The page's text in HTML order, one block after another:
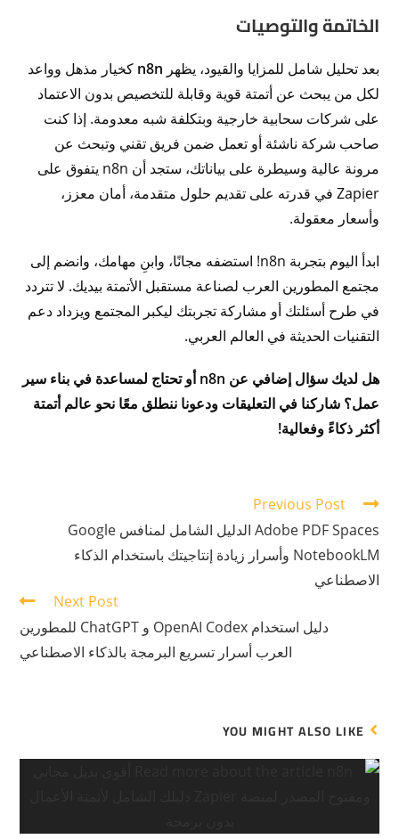
الخاتمة والتوصيات
بعد تحليل شامل للمزايا والقيود، يظهر n8n كخيار مذهل وواعد
لكل من يبحث عن أتمتة قوية وقابلة للتخصيص بدون الاعتماد
على شركات سحابية خارجية وبتكلفة شبه معدومة. إذا كنت
صاحب شركة ناشئة أو تعمل ضمن فريق تقني وتبحث عن
مرونة عالية وسيطرة على بياناتك، ستجد أن n8n يتفوق على
Zapier في قدرته على تقديم حلول متقدمة، أمان معزز،
وأسعار معقولة.
ابدأ اليوم بتجربة n8n! استضفه مجانًا، وابنِ مهامك، وانضم إلى
مجتمع المطورين العرب لصناعة مستقبل الأتمتة بيديك. لا تتردد
في طرح أسئلتك أو مشاركة تجربتك ليكبر المجتمع ويزداد دعم
التقنيات الحديثة في العالم العربي.
هل لديك سؤال إضافي عن n8n أو تحتاج لمساعدة في بناء سير
عمل؟ شاركنا في التعليقات ودعونا ننطلق معًا نحو عالم أتمتة
أكثر ذكاءً وفعالية!
Previous Post
Adobe PDF Spaces الدليل الشامل لمنافس Google
NotebookLM وأسرار زيادة إنتاجيتك باستخدام الذكاء
الاصطناعي
Next Post
دليل استخدام OpenAI Codex و ChatGPT للمطورين
العرب أسرار تسريع البرمجة بالذكاء الاصطناعي
YOU MIGHT ALSO LIKE